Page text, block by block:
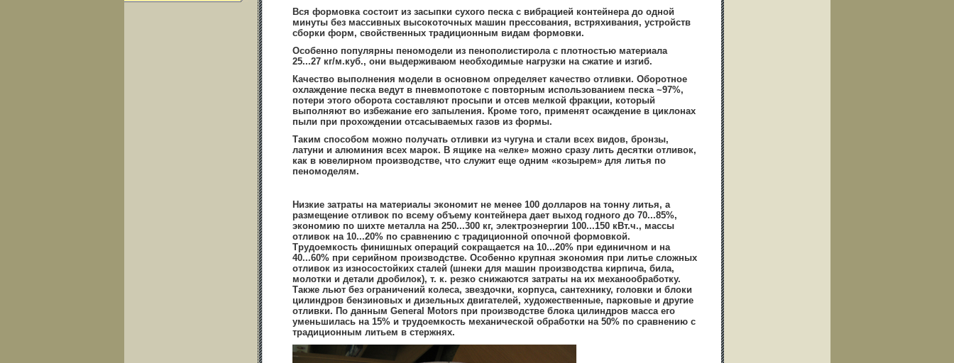
Вся формовка состоит из засыпки сухого песка с вибрацией контейнера до одной
минуты без массивных высокоточных машин прессования, встряхивания, устройств
сборки форм, свойственных традиционным видам формовки.
Особенно популярны пеномодели из пенополистирола с плотностью материала
25...27 кг/м.куб., они выдерживаюм необходимые нагрузки на сжатие и изгиб.
Качество выполнения модели в основном определяет качество отливки. Оборотное
охлаждение песка ведут в пневмопотоке с повторным использованием песка ~97%,
потери этого оборота составляют просыпи и отсев мелкой фракции, который
выполняют во избежание его запыления. Кроме того, применят осаждение в циклонах
пыли при прохождении отсасываемых газов из формы.
Таким способом можно получать отливки из чугуна и стали всех видов, бронзы,
латуни и алюминия всех марок. В ящике на «елке» можно сразу лить десятки отливок,
как в ювелирном производстве, что служит еще одним «козырем» для литья по
пеномоделям.
Низкие затраты на материалы экономит не менее 100 долларов на тонну литья, а
размещение отливок по всему объему контейнера дает выход годного до 70...85%,
экономию по шихте металла на 250...300 кг, электроэнергии 100...150 кВт.ч., массы
отливок на 10...20% по сравнению с традиционной опочной формовкой.
Трудоемкость финишных операций сокращается на 10...20% при единичном и на
40...60% при серийном производстве. Особенно крупная экономия при литье сложных
отливок из износостойких сталей (шнеки для машин производства кирпича, била,
молотки и детали дробилок), т. к. резко снижаются затраты на их механообработку.
Также льют без ограничений колеса, звездочки, корпуса, сантехнику, головки и блоки
цилиндров бензиновых и дизельных двигателей, художественные, парковые и другие
отливки. По данным General Motors при производстве блока цилиндров масса его
уменьшилась на 15% и трудоемкость механической обработки на 50% по сравнению с
традиционным литьем в стержнях.